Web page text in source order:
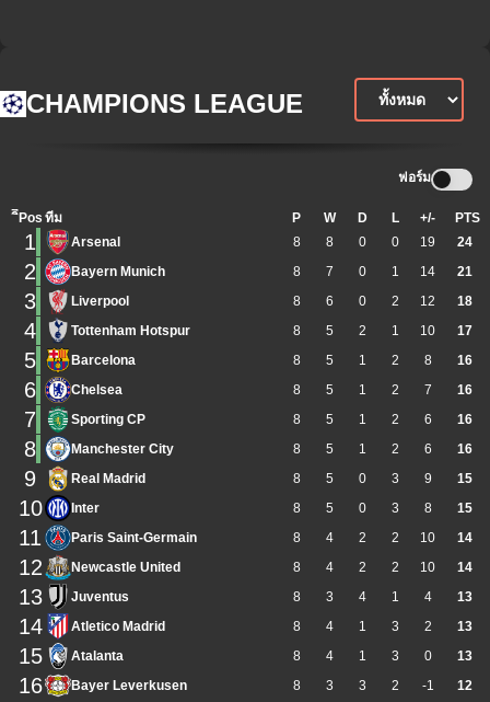
CHAMPIONS LEAGUE
ฟอร์ม
ิีPos ทีม P W D L +/- PTS
1 Arsenal 8 8 0 0 19 24
2 Bayern Munich 8 7 0 1 14 21
3 Liverpool 8 6 0 2 12 18
4 Tottenham Hotspur 8 5 2 1 10 17
5 Barcelona 8 5 1 2 8 16
6 Chelsea 8 5 1 2 7 16
7 Sporting CP 8 5 1 2 6 16
8 Manchester City 8 5 1 2 6 16
9 Real Madrid 8 5 0 3 9 15
10 Inter 8 5 0 3 8 15
11 Paris Saint-Germain 8 4 2 2 10 14
12 Newcastle United 8 4 2 2 10 14
13 Juventus 8 3 4 1 4 13
14 Atletico Madrid 8 4 1 3 2 13
15 Atalanta 8 4 1 3 0 13
16 Bayer Leverkusen 8 3 3 2 -1 12